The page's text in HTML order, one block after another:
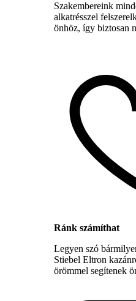
Szakembereink
alkatrésszel
önhöz, így biztosan
Ránk számíthat
Legyen szó
Stiebel Eltron
örömmel segítenek